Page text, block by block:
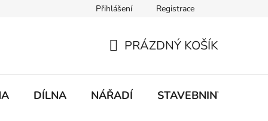
Doprava a platbaPřihlášení Registrace
KOŠÍK
PRÁZDNÝ KOŠÍK
DÍLNA NÁŘADÍ STAVEBNINY